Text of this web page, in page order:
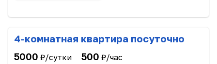
4-комнатная квартира посуточно
5000 ₽/сутки 500 ₽/час